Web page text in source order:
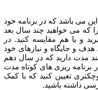
می باشد که در برنامه خود
را که می خواهید چند سال بعد
و با هم مقایسه کنید. در
و جایگاه و نیازهای خود
مدت دارید که در سال دهم
برنامه ریزی های کوتاه مدت
تعیین کنید که با کمک
داشته باشید.